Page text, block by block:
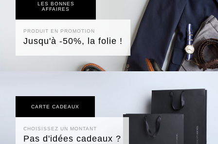
LES BONNES
AFFAIRES
PRODUIT EN PROMOTION
Jusqu'à -50%, la folie !
CARTE CADEAUX
CHOISISSEZ UN MONTANT
Pas d'idées cadeaux ?